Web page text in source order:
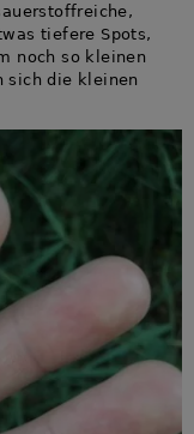
tiefere Spots,
noch so kleinen
sich die kleinen